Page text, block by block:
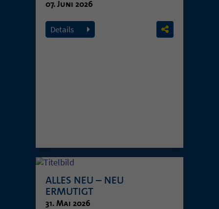
07. Juni 2026
Details
ALLES NEU – NEU
ERMUTIGT
31. Mai 2026